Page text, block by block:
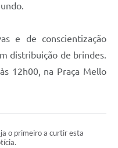
e de conscientização
distribuição de brindes.
12h00, na Praça Mello
o primeiro a curtir esta